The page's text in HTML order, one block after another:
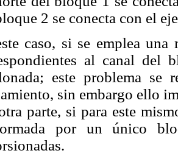
2 se conecta con el
caso, si se emplea una
al canal del
este problema
sin embargo ello
parte, si para este
por un único